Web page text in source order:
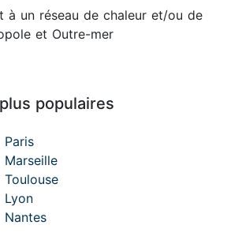
à un réseau de chaleur et/ou de
et Outre-mer
populaires
Paris
Marseille
Toulouse
Lyon
Nantes